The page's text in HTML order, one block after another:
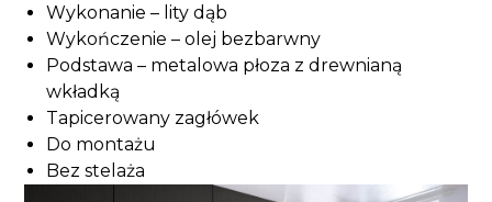
Wykonanie – lity dąb
Wykończenie – olej bezbarwny
Podstawa – metalowa płoza z drewnianą
wkładką
Tapicerowany zagłówek
Do montażu
Bez stelaża